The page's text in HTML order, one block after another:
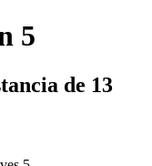
5
de 13